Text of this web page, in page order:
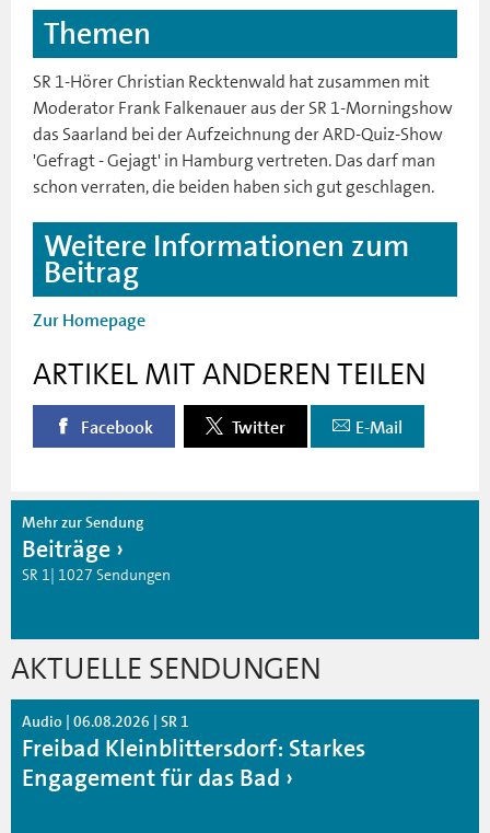
Themen
SR 1-Hörer Christian Recktenwald hat zusammen mit
Moderator Frank Falkenauer aus der SR 1-Morningshow
das Saarland bei der Aufzeichnung der ARD-Quiz-Show
'Gefragt - Gejagt' in Hamburg vertreten. Das darf man
schon verraten, die beiden haben sich gut geschlagen.
Weitere Informationen zum
Beitrag
Zur Homepage
ARTIKEL MIT ANDEREN TEILEN
Facebook Twitter E-Mail
Mehr zur Sendung
Beiträge
SR 1| 1027 Sendungen
AKTUELLE SENDUNGEN
Audio | 06.08.2026 | SR 1
Freibad Kleinblittersdorf: Starkes
Engagement für das Bad